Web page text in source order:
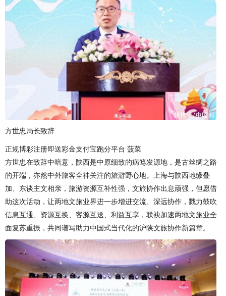
方世忠局长致辞
正规博彩注册即送彩金支付宝跑分平台 菠菜
方世忠在致辞中暗意，陕西是中原细致的病笃发源地，是古丝绸之路
的开端，亦然中外旅客全神关注的旅游野心地。上海与陕西地缘叠
加、东谈主文相亲，旅游资源互补性强，文旅协作出息顽强，但愿借
助这次活动，让两地文旅业界进一步增进交流、深远协作，戮力鼓吹
信息互通、资源互换、客源互送、利益互享，联袂加速两地文旅业全
面复苏重振，共同谱写助力中国式当代化的沪陕文旅协作新篇章。